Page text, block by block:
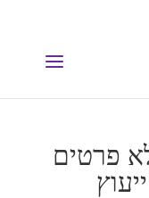
פרטים